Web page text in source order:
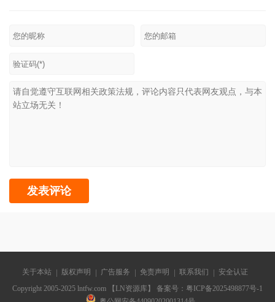
关于本站 版权声明 广告服务 免责声明 联系我们
安全认证
Copyright 2005-2025 lntfw.com 【LN资源库】 备案号： 粤ICP备2025498877号-1